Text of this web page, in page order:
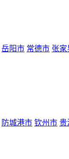
岳阳市 常德市 张家
防城港市 钦州市 贵